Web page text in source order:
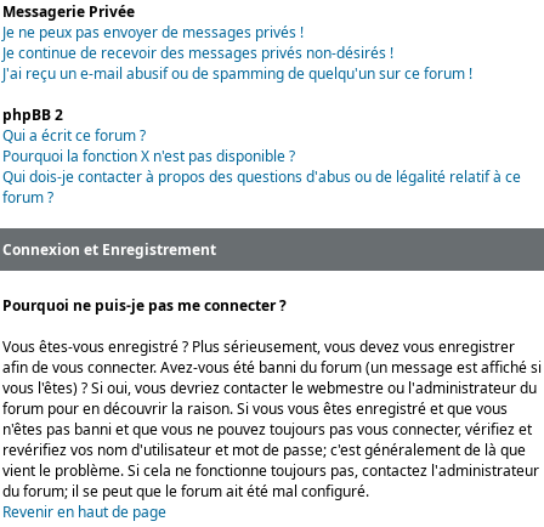
Messagerie Privée
Je ne peux pas envoyer de messages privés !
Je continue de recevoir des messages privés non-désirés !
J'ai reçu un e-mail abusif ou de spamming de quelqu'un sur ce forum !
phpBB 2
Qui a écrit ce forum ?
Pourquoi la fonction X n'est pas disponible ?
Qui dois-je contacter à propos des questions d'abus ou de légalité relatif à ce
forum ?
Connexion et Enregistrement
Pourquoi ne puis-je pas me connecter ?
Vous êtes-vous enregistré ? Plus sérieusement, vous devez vous enregistrer
afin de vous connecter. Avez-vous été banni du forum (un message est affiché si
vous l'êtes) ? Si oui, vous devriez contacter le webmestre ou l'administrateur du
forum pour en découvrir la raison. Si vous vous êtes enregistré et que vous
n'êtes pas banni et que vous ne pouvez toujours pas vous connecter, vérifiez et
revérifiez vos nom d'utilisateur et mot de passe; c'est généralement de là que
vient le problème. Si cela ne fonctionne toujours pas, contactez l'administrateur
du forum; il se peut que le forum ait été mal configuré.
Revenir en haut de page